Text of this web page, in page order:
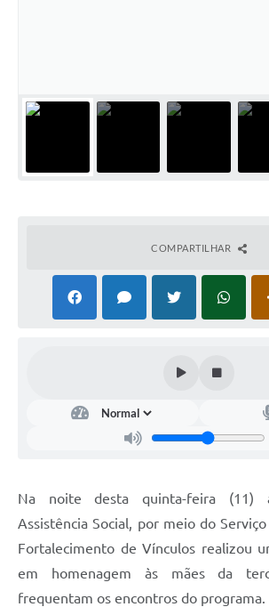
Recursos Liberados
Dados gerais e Obras
licenciamento ambiental
Fale conosco
COMPARTILHAR
Na noite desta quinta-feira (11)
Assistência Social, por meio do
Fortalecimento de Vínculos realizou
em homenagem às mães da
frequentam os encontros do programa.